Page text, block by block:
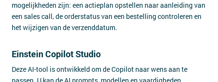
mogelijkheden zijn: een actieplan opstellen naar aanleiding van
een sales call, de orderstatus van een bestelling controleren en
het wijzigen van de verzenddatum.
Einstein Copilot Studio
Deze AI-tool is ontwikkeld om de Copilot naar wens aan te